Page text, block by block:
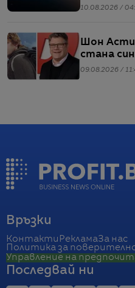
10.08.2026 /
Шон
стана
09.08.2026 /
Връзки
Контакти РекламаЗа нас
Политика за
Управление на
Последвай ни